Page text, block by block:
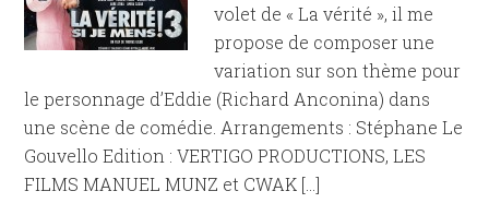
volet de « La vérité », il me
propose de composer une
variation sur son thème pour
le personnage d’Eddie (Richard Anconina) dans
une scène de comédie. Arrangements : Stéphane Le
Gouvello Edition : VERTIGO PRODUCTIONS, LES
FILMS MANUEL MUNZ et CWAK […]